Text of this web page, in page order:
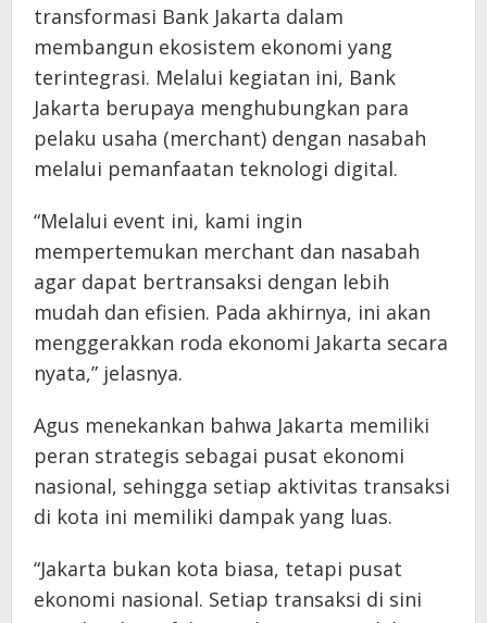
transformasi Bank Jakarta dalam
membangun ekosistem ekonomi yang
terintegrasi. Melalui kegiatan ini, Bank
Jakarta berupaya menghubungkan para
pelaku usaha (merchant) dengan nasabah
melalui pemanfaatan teknologi digital.
“Melalui event ini, kami ingin
mempertemukan merchant dan nasabah
agar dapat bertransaksi dengan lebih
mudah dan efisien. Pada akhirnya, ini akan
menggerakkan roda ekonomi Jakarta secara
nyata,” jelasnya.
Agus menekankan bahwa Jakarta memiliki
peran strategis sebagai pusat ekonomi
nasional, sehingga setiap aktivitas transaksi
di kota ini memiliki dampak yang luas.
“Jakarta bukan kota biasa, tetapi pusat
ekonomi nasional. Setiap transaksi di sini